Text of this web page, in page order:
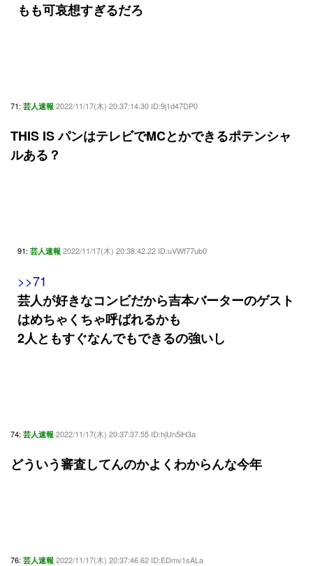
もも可哀想すぎるだろ
71: 芸人速報 2022/11/17(木) 20:37:14.30 ID:9j1d47DP0
THIS IS パンはテレビでMCとかできるポテンシャ
ルある？
91: 芸人速報 2022/11/17(木) 20:38:42.22 ID:uVWf77ub0
>>71
芸人が好きなコンビだから吉本バーターのゲスト
はめちゃくちゃ呼ばれるかも
2人ともすぐなんでもできるの強いし
74: 芸人速報 2022/11/17(木) 20:37:37.55 ID:hjUn5iH3a
どういう審査してんのかよくわからんな今年
76: 芸人速報 2022/11/17(木) 20:37:46.62 ID:EDmv1sALa